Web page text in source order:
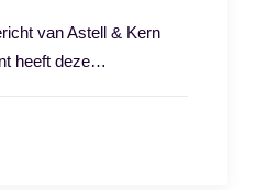
van Astell & Kern
heeft deze…